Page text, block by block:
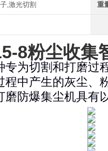
,激光切割 重
8粉尘收集
为切割和打磨过
中产生的灰尘、
防爆集尘机具有